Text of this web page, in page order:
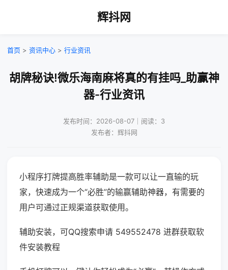
辉抖网
首页 > 资讯中心 > 行业资讯
胡牌秘诀!微乐海南麻将真的有挂吗_助赢神
器-行业资讯
发布时间：2026-08-07｜阅读：3
发布者：辉抖网
小程序打牌提高胜率辅助是一款可以让一直输的玩
家，快速成为一个“必胜”的输赢辅助神器，有需要的
用户可通过正规渠道获取使用。
辅助安装，可QQ搜索申请 549552478 进群获取软
件安装教程